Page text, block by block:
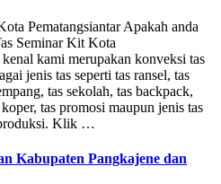
Pematangsiantar Apakah anda
Seminar Kit Kota
kenal kami merupakan konveksi tas
jenis tas seperti tas ransel, tas
tas sekolah, tas backpack,
tas promosi maupun jenis tas
Klik …
Kabupaten Pangkajene dan